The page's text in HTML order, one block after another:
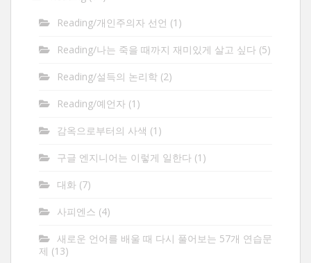
Reading/개인주의자 선언 (1)
Reading/나는 죽을 때까지 재미있게 살고 싶다 (5)
Reading/설득의 논리학 (2)
Reading/예언자 (1)
감옥으로부터의 사색 (1)
구글 엔지니어는 이렇게 일한다 (1)
대화 (7)
사피엔스 (4)
새로운 언어를 배울 때 다시 풀어보는 57개 연습문
제 (13)